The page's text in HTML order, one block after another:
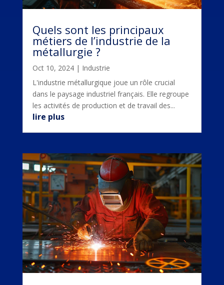
Quels sont les principaux
métiers de l’industrie de la
métallurgie ?
Oct 10, 2024| Industrie
L'industrie métallurgique joue un rôle crucial
dans le paysage industriel français. Elle regroupe
les activités de production et de travail des...
lire plus